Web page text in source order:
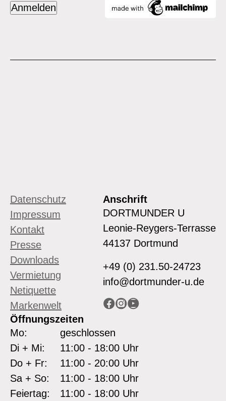
Datenschutz
Impressum
Kontakt
Presse
Downloads
Vermietung
Netiquette
Markenwelt
Anschrift
DORTMUNDER U
Leonie-Reygers-Terrasse
44137 Dortmund
+49 (0) 231.50-24723
info@dortmunder-u.de
Facebook
Instagram
YouTube
Öffnungszeiten
Mo:
geschlossen
Di + Mi:
11:00 - 18:00 Uhr
Do + Fr:
11:00 - 20:00 Uhr
Sa + So:
11:00 - 18:00 Uhr
Feiertag:
11:00 - 18:00 Uhr